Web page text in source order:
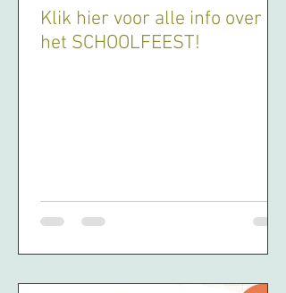
Klik hier voor alle info over
het SCHOOLFEEST!